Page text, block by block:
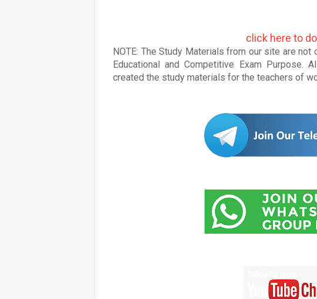
click here to
NOTE: The Study Materials from our site are
Educational and Competitive Exam Purpose.
created the study materials for the teachers of